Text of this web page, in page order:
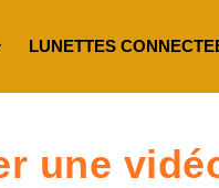
LUNETTES
une